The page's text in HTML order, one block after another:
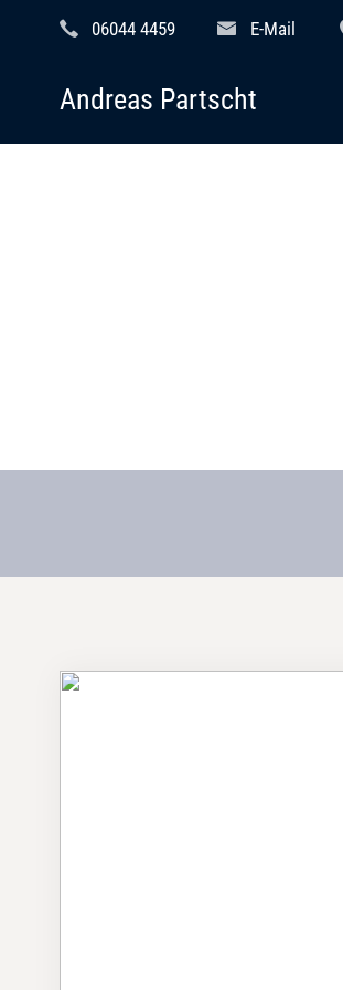
06044 4459 E-Mail
Andreas Partscht